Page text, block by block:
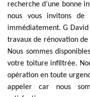
recherche d’une bonne
nous vous invitons
immédiatement. G
travaux de rénovation
Nous sommes
votre toiture infiltrée.
opération en toute
appeler car nous